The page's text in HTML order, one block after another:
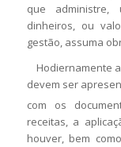
que administre,
dinheiros, ou
gestão, assuma
Hodiernamente
devem ser
com os
receitas, a
houver, bem